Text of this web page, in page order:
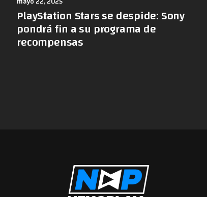
PlayStation Stars se despide: Sony
pondrá fin a su programa de
recompensas